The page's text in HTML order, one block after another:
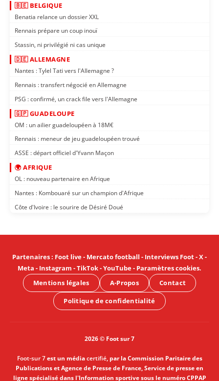
🇧🇪 BELGIQUE
Benatia relance un dossier XXL
Rennais prépare un coup inouï
Stassin, ni privilégié ni cas unique
🇩🇪 ALLEMAGNE
Nantes : Tylel Tati vers l'Allemagne ?
Rennais : transfert négocié en Allemagne
PSG : confirmé, un crack file vers l'Allemagne
🇬🇵 GUADELOUPE
OM : un ailier guadeloupéen à 18M€
Rennais : meneur de jeu guadeloupéen trouvé
ASSE : départ officiel d'Yvann Maçon
🌍 AFRIQUE
OL : nouveau partenaire en Afrique
Nantes : Kombouaré sur un champion d'Afrique
Côte d'Ivoire : le sourire de Désiré Doué
Partenaires: Foot live- Mercato football - Interviews Foot-X-
Meta - Instagram -TikTok-YouTube- Paramètres cookies.
Mentions légales
A-Propos Contact
Politique de confidentialité
2026 © Foot sur 7
Foot-sur 7est un médiacertifié, par la Commission Paritaire des
Publications et Agence de Presse de France, Service de presse en
ligne spécialisé dans l'Information sportive sous le numéro CPPAP